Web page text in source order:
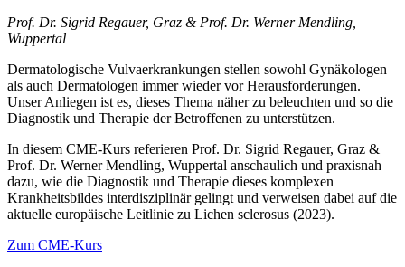
Prof. Dr. Sigrid Regauer, Graz & Prof. Dr. Werner Mendling,
Wuppertal
Dermatologische Vulvaerkrankungen stellen sowohl Gynäkologen
als auch Dermatologen immer wieder vor Herausforderungen.
Unser Anliegen ist es, dieses Thema näher zu beleuchten und so die
Diagnostik und Therapie der Betroffenen zu unterstützen.
In diesem CME-Kurs referieren Prof. Dr. Sigrid Regauer, Graz &
Prof. Dr. Werner Mendling, Wuppertal anschaulich und praxisnah
dazu, wie die Diagnostik und Therapie dieses komplexen
Krankheitsbildes interdisziplinär gelingt und verweisen dabei auf die
aktuelle europäische Leitlinie zu Lichen sclerosus (2023).
Zum CME-Kurs